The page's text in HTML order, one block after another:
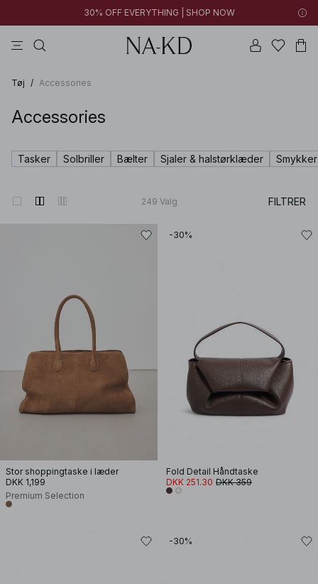
30% OFF EVERYTHING | SHOP NOW
Tøj / Accessories
Accessories
Tasker Solbriller Bælter Sjaler & halstørklæder Smykker
249 Valg FILTRER
Stor shoppingtaske i læder
DKK 1,199
Premium Selection
-30%
Fold Detail Håndtaske
DKK 251.30 DKK 359
-30%